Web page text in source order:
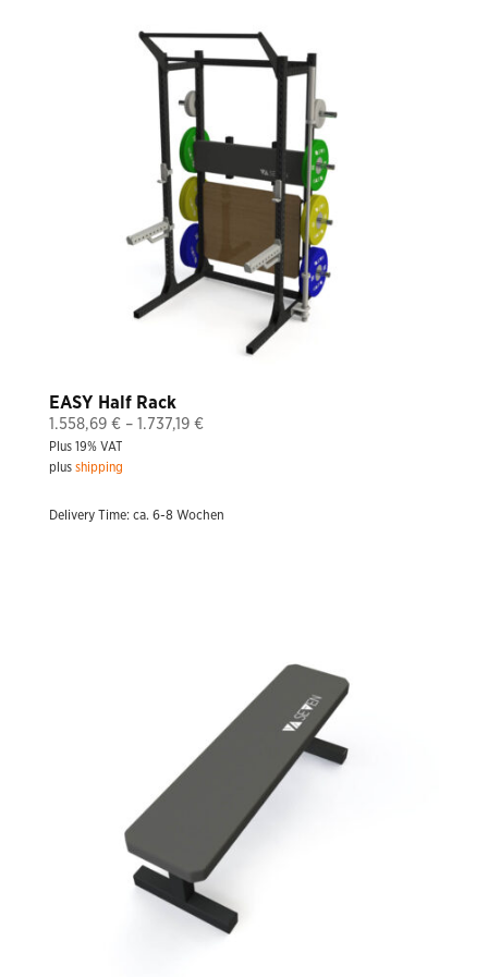
EASY Half Rack
1.558,69 € – 1.737,19 €Price
1.737,19 €
Plus 19% VAT
plus shipping
Delivery Time: ca. 6-8 Wochen